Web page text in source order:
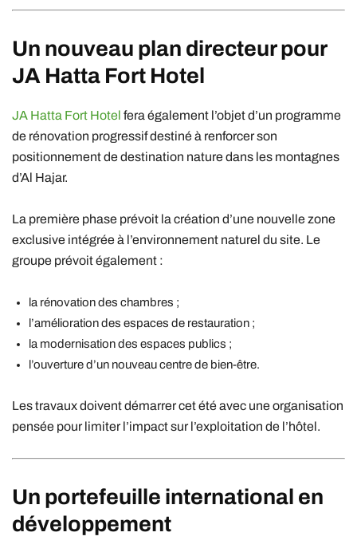
Un nouveau plan directeur pour
JA Hatta Fort Hotel
JA Hatta Fort Hotel fera également l’objet d’un programme
de rénovation progressif destiné à renforcer son
positionnement de destination nature dans les montagnes
d’Al Hajar.
La première phase prévoit la création d’une nouvelle zone
exclusive intégrée à l’environnement naturel du site. Le
groupe prévoit également :
la rénovation des chambres ;
l’amélioration des espaces de restauration ;
la modernisation des espaces publics ;
l’ouverture d’un nouveau centre de bien-être.
Les travaux doivent démarrer cet été avec une organisation
pensée pour limiter l’impact sur l’exploitation de l’hôtel.
Un portefeuille international en
développement